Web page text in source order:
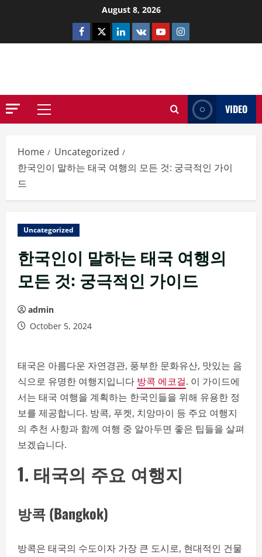
August 8, 2026
Facebook
TwitterLinkedin
VK YoutubeInstagram
Primary
VIDEO
Home
Uncategorized
한국인이 말하는 태국 여행의 모든 것: 궁극적인 가이
드
Uncategorized
한국인이 말하는 태국 여행의
모든 것: 궁극적인 가이드
admin
October 5, 2024
태국은 아름다운 자연경관, 풍부한 문화유산, 맛있는 음
식으로 유명한 여행지입니다 방콕 에코걸. 이 가이드에
서는 태국 여행을 계획하는 한국인들을 위해 유용한 정
보를 제공합니다. 방콕, 푸켓, 치앙마이 등 주요 여행지
의 추천 사항과 함께 여행 중 알아두면 좋은 팁들을 살펴
보겠습니다.
1. 태국의 주요 여행지
방콕 (Bangkok)
방콕은 태국의 수도이자 가장 큰 도시로, 현대적인 건물